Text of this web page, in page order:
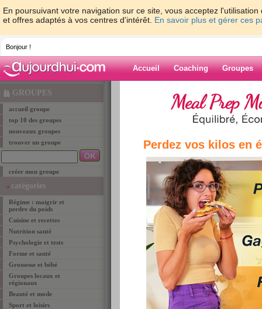
En poursuivant votre navigation sur ce site, vous acceptez
et offres adaptés à vos centres d'intérêt. En savoir plus et gérer ces
Bonjour !
Accueil Coaching Groupes
GROUPES
accueil groupe
top 10 des groupes
nouveaux groupes
trouver un groupe
créer mon groupe
catégories
Régime : maigrir et
perdre du poids
Cuisine et recettes
Nutrition santé
Psychologie et tests
Forme et santé
Grossesse et bébé
Groupes locaux et
régionaux
Beauté et mode
Sport et loisirs
Les groupes
Ces groupes rassemblent toutes les
pourrez ainsi vous faire rapidement des
surtout de vos premiers résultats. Vous
auquel vous allez commencer à maigrir. Il ne
de votre nouveau groupe pour vous soutenir
astuces minceur et suivez les progrès de vos
programme (ex: St-Sylvestre si vous
pour rechercher un groupe ou un sujet
Perdez vos kilos en